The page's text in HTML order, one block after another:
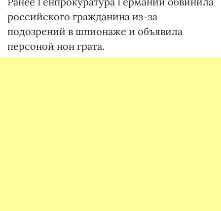
российского гражданина из-за
подозрений в шпионаже и объявила
персоной нон грата.